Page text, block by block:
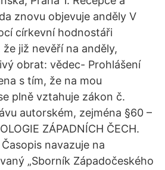
znovu objevuje anděly V
církevní hodnostáři
již nevěří na anděly,
obrat: vědec- Prohlášení
s tím, že na mou
plně vztahuje zákon č.
autorském, zejména §60 –
ZÁPADNÍCH ČECH.
navazuje na
„Sborník Západočeského